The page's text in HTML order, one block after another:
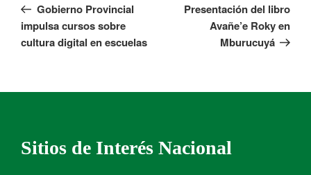
Gobierno Provincial
impulsa cursos sobre
cultura digital en escuelas
Presentación del libro
Avañe’e Roky en
Mburucuyá
Sitios de Interés Nacional